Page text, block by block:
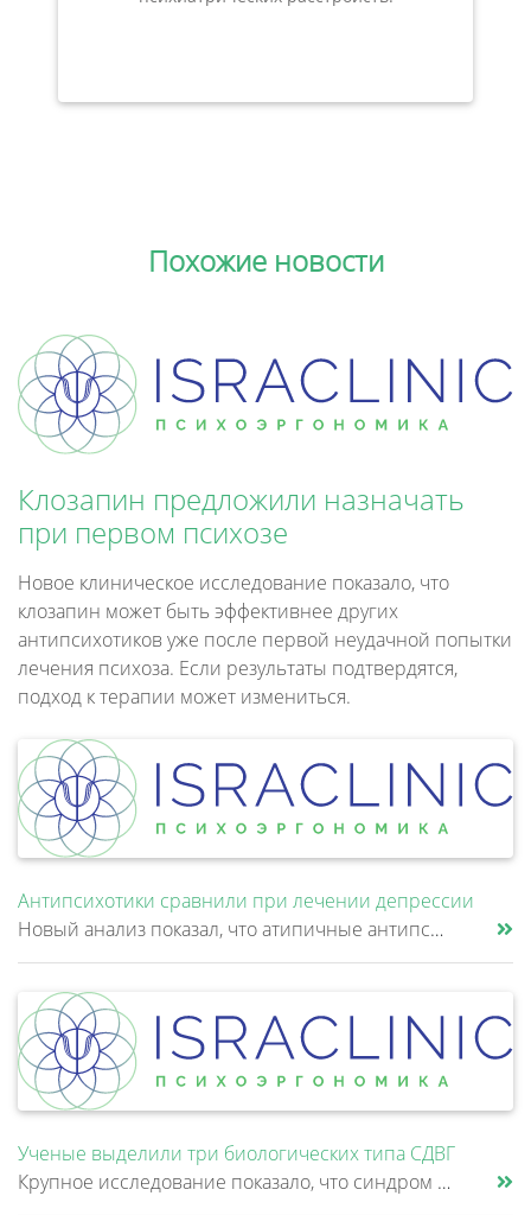
Похожие новости
Клозапин предложили назначать
при первом психозе
Новое клиническое исследование показало, что
клозапин может быть эффективнее других
антипсихотиков уже после первой неудачной попытки
лечения психоза. Если результаты подтвердятся,
подход к терапии может измениться.
Антипсихотики сравнили при лечении депрессии
Новый анализ показал, что атипичные антипсихотики, которые иногда добавляют к антидепрессантам при большом депрессивном......
Ученые выделили три биологических типа СДВГ
Крупное исследование показало, что синдром дефицита внимания и гиперактивности (СДВГ) может включать не два, а три биоло......